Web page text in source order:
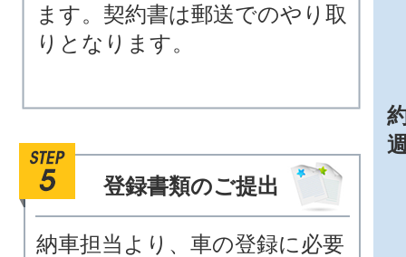
ます。契約書は郵送でのやり取
りとなります。
登録書類のご提出
納車担当より、車の登録に必要